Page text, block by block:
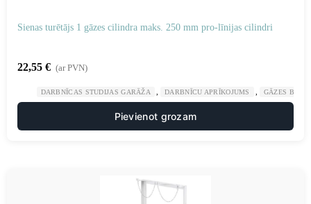
Sienas turētājs 1 gāzes cilindra maks. 250 mm pro-līnijas cilindri
22,55 € (ar PVN)
DARBNĪCAS STUDIJAS GARĀŽA DARBNĪCU APRĪKOJUMS GĀZES
Pievienot grozam